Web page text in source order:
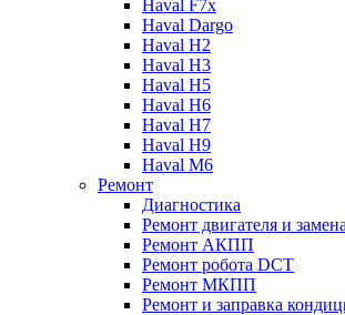
Haval F7x
Haval Dargo
Haval H2
Haval H3
Haval H5
Haval H6
Haval H7
Haval H9
Haval M6
Ремонт
Диагностика
Ремонт двигателя и
Ремонт АКПП
Ремонт робота DCT
Ремонт МКПП
Ремонт и заправка